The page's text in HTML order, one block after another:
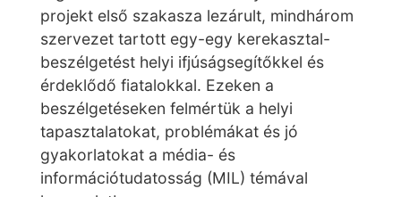
projekt első szakasza lezárult, mindhárom
szervezet tartott egy-egy kerekasztal-
beszélgetést helyi ifjúságsegítőkkel és
érdeklődő fiatalokkal. Ezeken a
beszélgetéseken felmértük a helyi
tapasztalatokat, problémákat és jó
gyakorlatokat a média- és
információtudatosság (MIL) témával